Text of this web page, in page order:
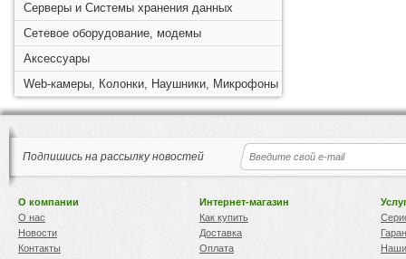
Серверы и Системы хранения данных
Сетевое оборудование, модемы
Аксессуары
Web-камеры, Колонки, Наушники, Микрофоны
Подпишись на рассылку новостей
О компании
О нас
Новости
Контакты
Интернет-магазин
Как купить
Доставка
Оплата